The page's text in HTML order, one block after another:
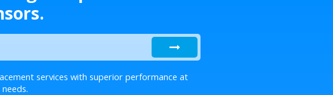
services with superior performance at